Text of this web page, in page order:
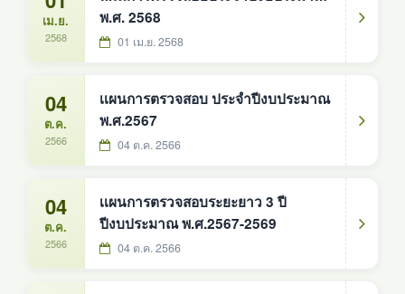
เม.ย.
2568
พ.ศ. 2568
01 เม.ย. 2568
04
ต.ค.
2566
เเผนการตรวจสอบ ประจำปีงบประมาณ
พ.ศ.2567
04 ต.ค. 2566
04
ต.ค.
2566
เเผนการตรวจสอบระยะยาว 3 ปี
ปีงบประมาณ พ.ศ.2567-2569
04 ต.ค. 2566